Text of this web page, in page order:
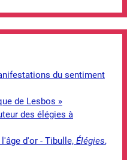
du sentiment
de Lesbos »
des élégies à
d'or - Tibulle, Élégies,